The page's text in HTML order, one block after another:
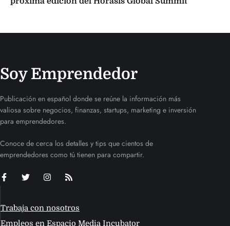
Soy Emprendedor
Publicación en español donde se reúne la información más
valiosa sobre negocios, finanzas, startups, marketing e inversión
para emprendedores.
Conoce de cerca los detalles y tips que cientos de
emprendedores como tú tienen para compartir.
Trabaja con nosotros
Empleos en Espacio Media Incubator